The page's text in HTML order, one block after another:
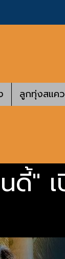
ลูกทุ่งสแค
ดี้"